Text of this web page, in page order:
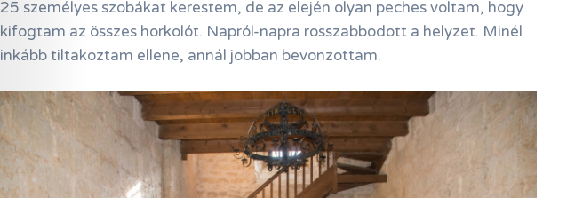
25 személyes szobákat kerestem, de az elején olyan peches voltam, hogy
kifogtam az összes horkolót. Napról-napra rosszabbodott a helyzet. Minél
inkább tiltakoztam ellene, annál jobban bevonzottam.